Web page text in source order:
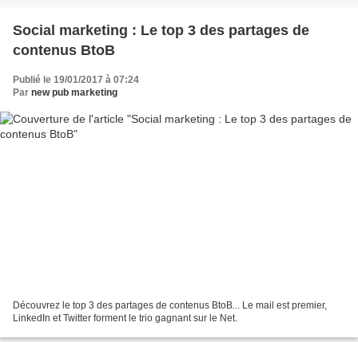
Social marketing : Le top 3 des partages de
contenus BtoB
Publié le 19/01/2017 à 07:24
Par new pub marketing
Découvrez le top 3 des partages de contenus BtoB... Le mail est premier,
LinkedIn et Twitter forment le trio gagnant sur le Net.